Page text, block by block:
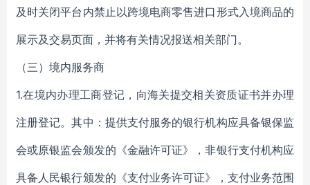
及时关闭平台内禁止以跨境电商零售进口形式入境商品的
展示及交易页面，并将有关情况报送相关部门。
（三）境内服务商
1.在境内办理工商登记，向海关提交相关资质证书并办理
注册登记。其中：提供支付服务的银行机构应具备银保监
会或原银监会颁发的《金融许可证》，非银行支付机构应
具备人民银行颁发的《支付业务许可证》，支付业务范围